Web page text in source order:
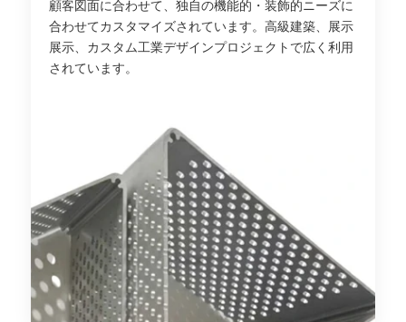
顧客図面に合わせて、独自の機能的・装飾的ニーズに
合わせてカスタマイズされています。高級建築、展示
展示、カスタム工業デザインプロジェクトで広く利用
されています。